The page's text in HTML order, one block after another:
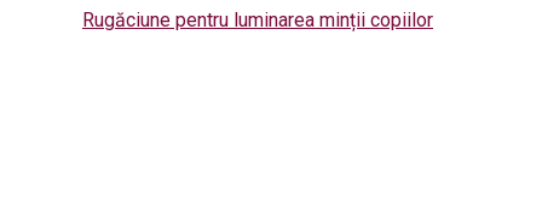
Rugăciune pentru luminarea minții copiilor